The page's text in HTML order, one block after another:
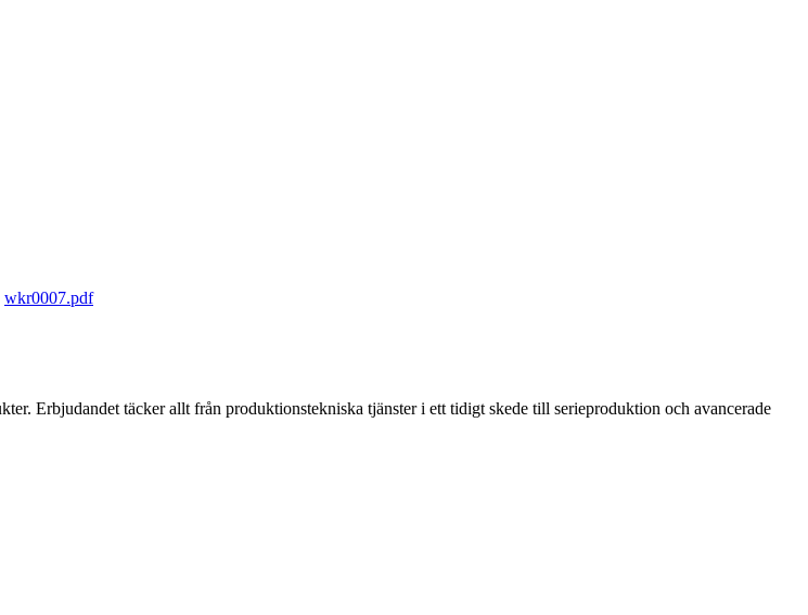
wkr0007.pdf
Erbjudandet täcker allt från produktionstekniska tjänster i ett tidigt skede till serieproduktion och avancerade